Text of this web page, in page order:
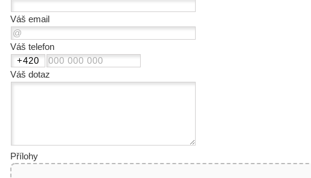
Váš email
Váš telefon
Váš dotaz
Přílohy